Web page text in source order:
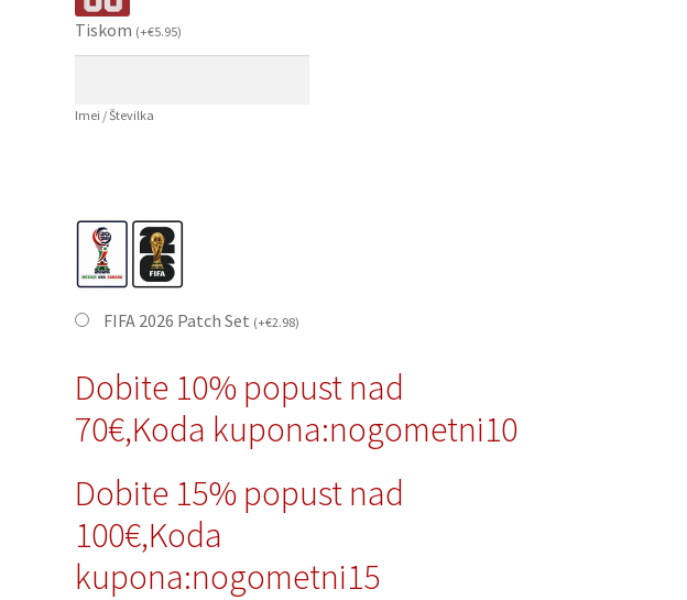
Tiskom (+€5.95)
Imei / Številka
FIFA 2026 Patch Set (+€2.98)
Dobite 10% popust nad
70€,Koda kupona:nogometni10
Dobite 15% popust nad
100€,Koda
kupona:nogometni15